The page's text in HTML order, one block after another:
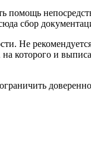
помощь
сбор
Не
которого и